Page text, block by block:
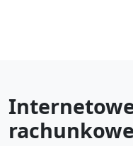
rachunkowe